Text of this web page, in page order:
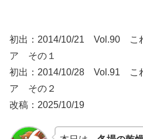
初出：2014/10/21 Vol.90 こ
ア その１
初出：2014/10/28 Vol.91 こ
ア その２
改稿：2025/10/19